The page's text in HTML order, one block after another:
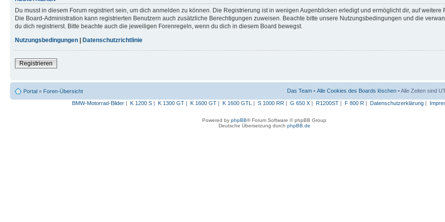
Du musst in diesem Forum registriert sein, um dich anmelden zu können. Die Registrierung ist in wenigen Augenblicken erledigt und ermöglicht dir, auf weitere
Die Board-Administration kann registrierten Benutzern auch zusätzliche Berechtigungen zuweisen. Beachte bitte unsere Nutzungsbedingungen und die
du dich registrierst. Bitte beachte auch die jeweiligen Forenregeln, wenn du dich in diesem Board bewegst.
Nutzungsbedingungen
Datenschutzrichtlinie
Registrieren
Portal » Foren-Übersicht Das Team • Alle Cookies des Boards löschen • Alle Zeiten sind
BMW-Motorrad-Bilder| K 1200 S| K 1300 GT| K 1600 GT| K 1600 GTL | S 1000 RR | G 650 X| R1200ST| F 800 R | Datenschutzerklärung|
Powered by phpBB® Forum Software © phpBB Group
Deutsche Übersetzung durch phpBB.de